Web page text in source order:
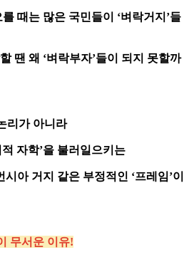
때는 많은 국민들이 ‘벼락거지’들
땐 왜 ‘벼락부자’들이 되지 못할까
리가 아니라
적 자학’을 불러일으키는
아 거지 같은 부정적인 ‘프레임’이
무서운 이유!